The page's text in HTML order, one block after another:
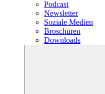
Podcast
Newsletter
Soziale Medien
Broschüren
Downloads